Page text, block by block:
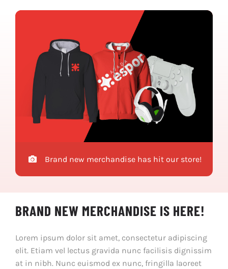
Brand new merchandise has hit our store!
BRAND NEW MERCHANDISE IS HERE!
Lorem ipsum dolor sit amet, consectetur adipiscing
elit. Etiam vel lectus gravida nunc facilisis dignissim
at in nibh. Nunc euismod ex nunc, fringilla laoreet